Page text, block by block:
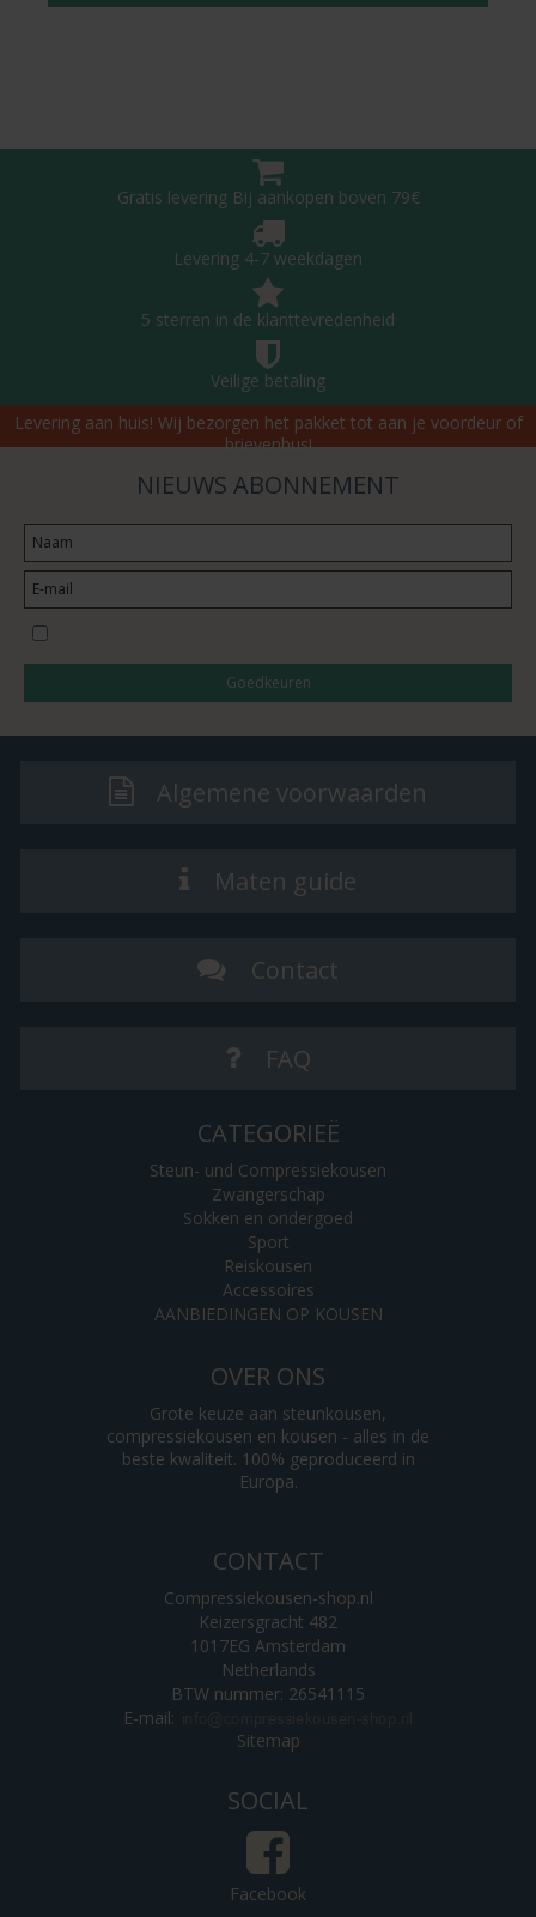
Gratis levering Bij aankopen boven 79€
Levering 4-7 weekdagen
5 sterren in de klanttevredenheid
Veilige betaling
Levering aan huis! Wij bezorgen het pakket tot aan je voordeur of
brievenbus!
NIEUWS ABONNEMENT
Goedkeuren
Algemene voorwaarden
Maten guide
Contact
FAQ
CATEGORIEË
Steun- und Compressiekousen
Zwangerschap
Sokken en ondergoed
Sport
Reiskousen
Accessoires
AANBIEDINGEN OP KOUSEN
OVER ONS
Grote keuze aan steunkousen,
compressiekousen en kousen - alles in de
beste kwaliteit. 100% geproduceerd in
Europa.
CONTACT
Compressiekousen-shop.nl
Keizersgracht 482
1017EG Amsterdam
Netherlands
BTW nummer: 26541115
E-mail:
Sitemap
SOCIAL
Facebook